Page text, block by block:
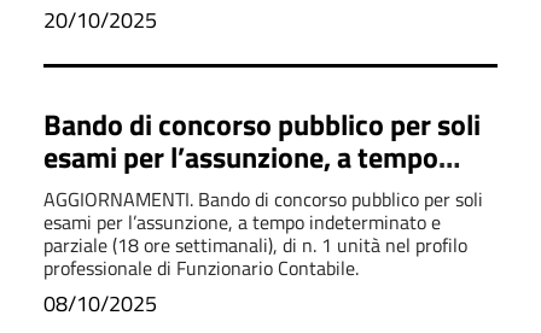
20/10/2025
Bando di concorso pubblico per soli
esami per l’assunzione, a tempo
indeterminato e parziale (18 ore
settimanali), di n. 1 unità nel profilo
professionale di Funzionario
Contabile.
AGGIORNAMENTI. Bando di concorso pubblico per soli
esami per l’assunzione, a tempo indeterminato e
parziale (18 ore settimanali), di n. 1 unità nel profilo
professionale di Funzionario Contabile.
08/10/2025